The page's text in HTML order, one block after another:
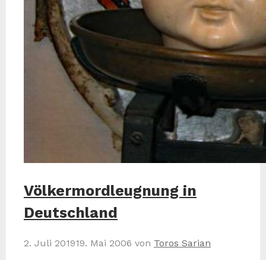
Völkermordleugnung in
Deutschland
2. Juli 201919. Mai 2006 von Toros Sarian